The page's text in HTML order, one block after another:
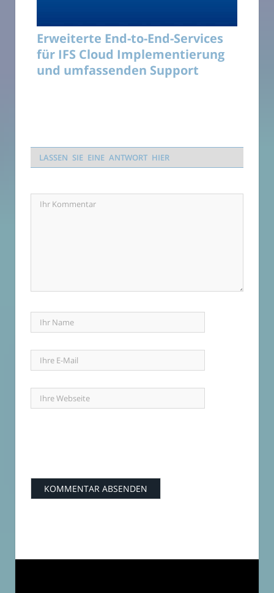
Erweiterte End-to-End-Services
für IFS Cloud Implementierung
und umfassenden Support
LASSEN SIE EINE ANTWORT HIER